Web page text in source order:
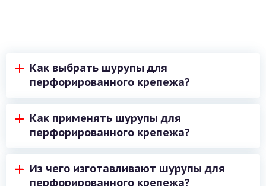
Как выбрать шурупы для
перфорированного крепежа?
Для выбора подходящих шурупов необходимо
учитывать следующие факторы:
Размер перфорированного листа. Шурупы
должны подходить к диаметру отверстий в
перфорированном листе. Обычно размеры
Как применять шурупы для
перфорированного крепежа?
Шурупы для перфорированного крепежа - это
универсальные крепежные элементы, которые
могут использоваться в различных
Из чего изготавливают шурупы для
перфорированного крепежа?